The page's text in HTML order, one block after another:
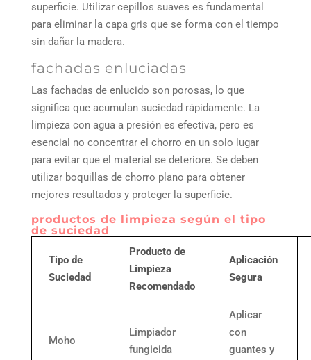
superficie. Utilizar cepillos suaves es fundamental
para eliminar la capa gris que se forma con el tiempo
sin dañar la madera.
fachadas enluciadas
Las fachadas de enlucido son porosas, lo que
significa que acumulan suciedad rápidamente. La
limpieza con agua a presión es efectiva, pero es
esencial no concentrar el chorro en un solo lugar
para evitar que el material se deteriore. Se deben
utilizar boquillas de chorro plano para obtener
mejores resultados y proteger la superficie.
productos de limpieza según el tipo
de suciedad
Tipo de
Suciedad
Producto de
Limpieza
Recomendado
Aplicación
Segura
Moho
Limpiador
fungicida
Aplicar
con
guantes y